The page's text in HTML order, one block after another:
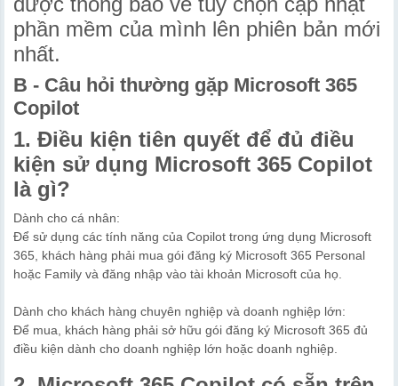
phần mềm của mình lên phiên bản mới
nhất.
B - Câu hỏi thường gặp Microsoft 365
Copilot
1. Điều kiện tiên quyết để đủ điều
kiện sử dụng Microsoft 365 Copilot
là gì?
Dành cho cá nhân:
Để sử dụng các tính năng của Copilot trong ứng dụng Microsoft
365, khách hàng phải mua gói đăng ký Microsoft 365 Personal
hoặc Family và đăng nhập vào tài khoản Microsoft của họ.
Dành cho khách hàng chuyên nghiệp và doanh nghiệp lớn:
Để mua, khách hàng phải sở hữu gói đăng ký Microsoft 365 đủ
điều kiện dành cho doanh nghiệp lớn hoặc doanh nghiệp.